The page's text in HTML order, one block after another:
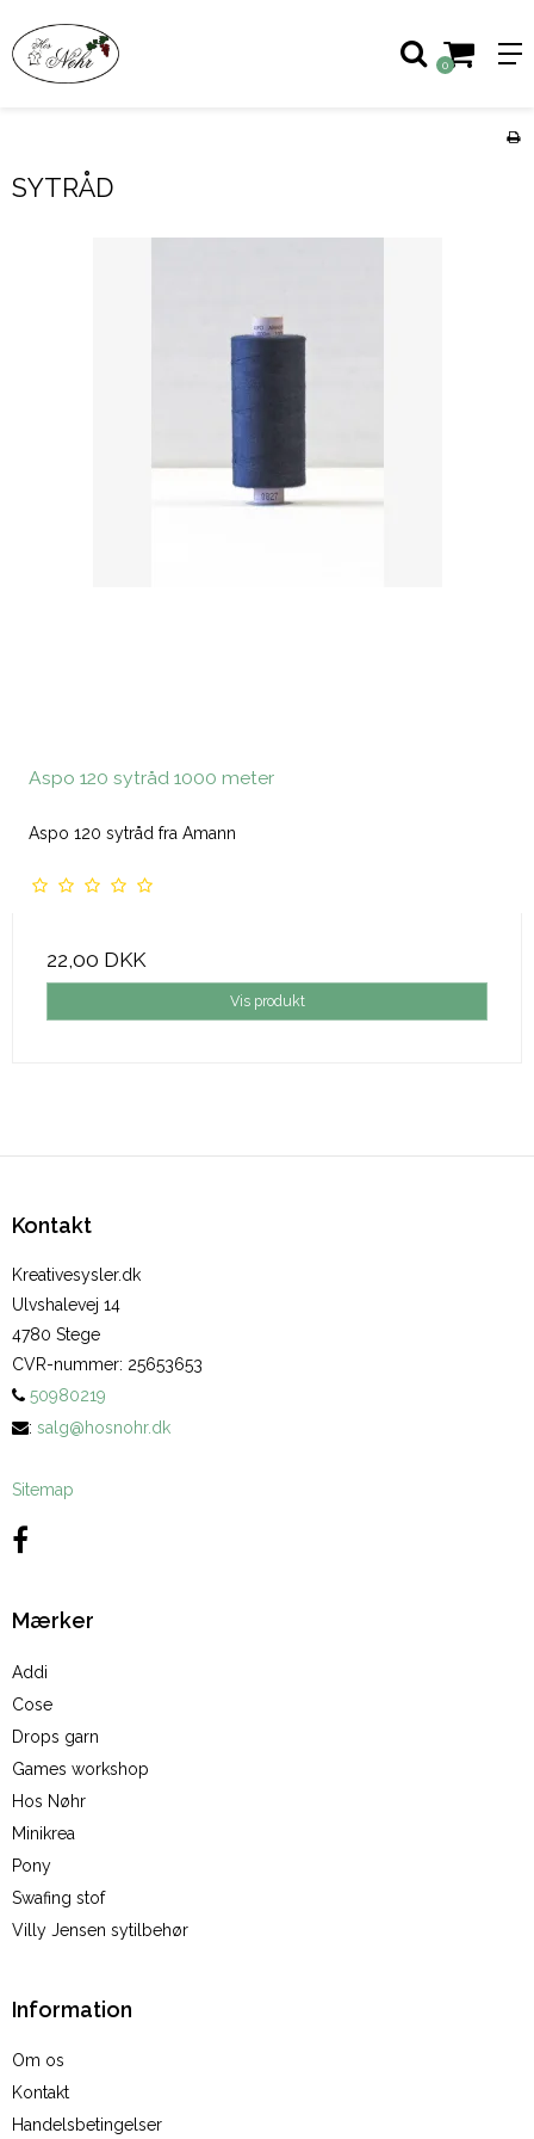
0
SYTRÅD
Aspo 120 sytråd 1000 meter
Aspo 120 sytråd fra Amann
22,00 DKK
Vis produkt
Kontakt
Kreativesysler.dk
Ulvshalevej 14
4780 Stege
CVR-nummer: 25653653
50980219
: salg@hosnohr.dk
Sitemap
Mærker
Addi
Cose
Drops garn
Games workshop
Hos Nøhr
Minikrea
Pony
Swafing stof
Villy Jensen sytilbehør
Information
Om os
Kontakt
Handelsbetingelser